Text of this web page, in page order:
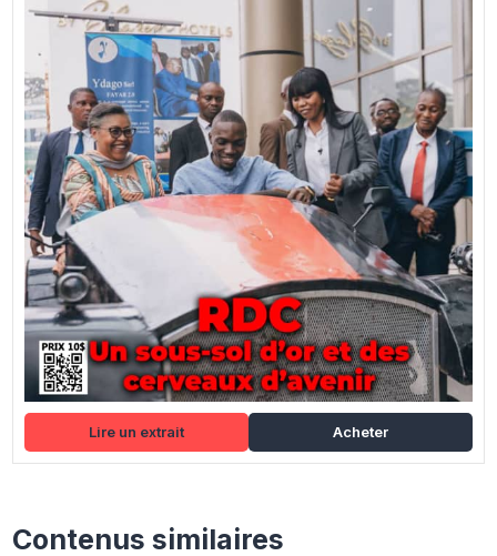
Lire un extrait Acheter
Contenus similaires